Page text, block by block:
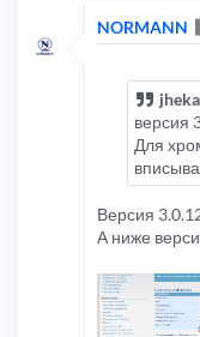
NORMANN
версия
Для
Версия
А ниже